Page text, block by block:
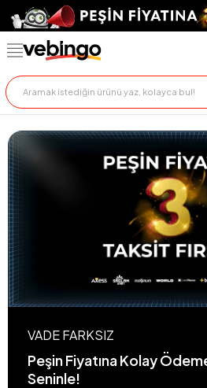
VADE FARKSIZ
Peşin Fiyatına Kolay
Seninle!